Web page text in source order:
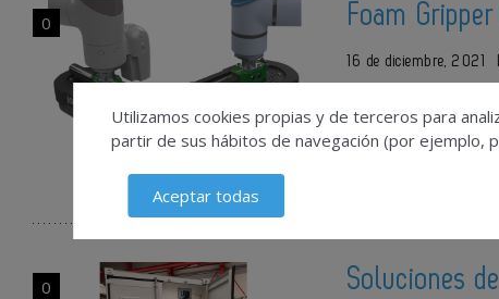
0 Foam
16 de diciembre, 2021
Safe&Light by
en su versión más
0
Soluciones
Utilizamos cookies propias y de terceros para
partir de sus hábitos de navegación (por ejemplo,
Aceptar todas